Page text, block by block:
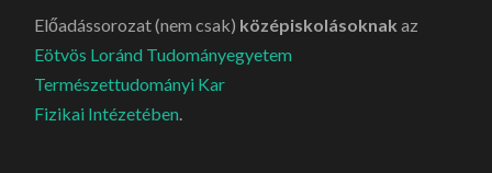
Előadássorozat (nem csak) középiskolásoknak az
Eötvös Loránd Tudományegyetem
Természettudományi Kar
Fizikai Intézetében